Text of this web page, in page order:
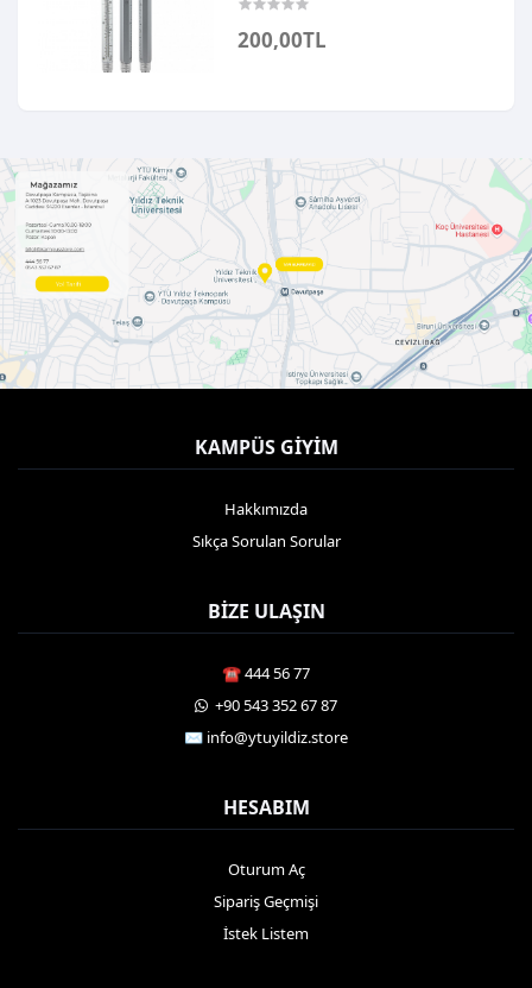
200,00TL
KAMPÜS GIYIM
Hakkımızda
Sıkça Sorulan Sorular
BIZE ULAŞIN
☎️ 444 56 77
️ +90 543 352 67 87
✉️ info@ytuyildiz.store
HESABIM
Oturum Aç
Sipariş Geçmişi
İstek Listem